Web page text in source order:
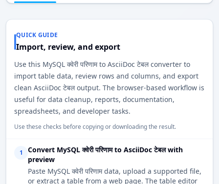
QUICK GUIDE
Import, review, and export
Use this MySQL क्वेरी परिणाम to AsciiDoc टेबल converter to
import table data, review rows and columns, and export
clean AsciiDoc टेबल output. The browser-based workflow is
useful for data cleanup, reports, documentation,
spreadsheets, and developer tasks.
Use these checks before copying or downloading the result.
1
Convert MySQL क्वेरी परिणाम to AsciiDoc टेबल with
preview
Paste MySQL क्वेरी परिणाम data, upload a supported file,
or extract a table from a web page. The table editor